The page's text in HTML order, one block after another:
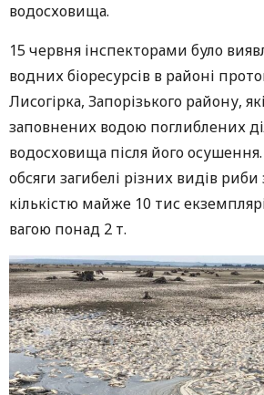
водосховища.
15 червня інспекторами було
водних біоресурсів в районі
Лисогірка, Запорізького району,
заповнених водою поглиблених
водосховища після його
обсяги загибелі різних видів
кількістю майже 10 тис
вагою понад 2 т.